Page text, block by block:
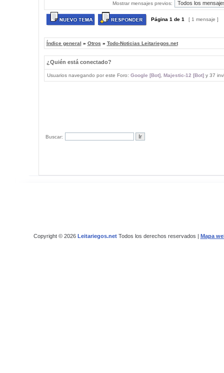
Mostrar mensajes previos:
Página 1 de 1 [ 1 mensaje ]
Índice general » Otros » Todo-Noticias Leitariegos.net
¿Quién está conectado?
Usuarios navegando por este Foro: Google [Bot], Majestic-12 [Bot]y 37
Buscar:
Copyright © 2026 Leitariegos.netTodos los derechos reservados | Mapa